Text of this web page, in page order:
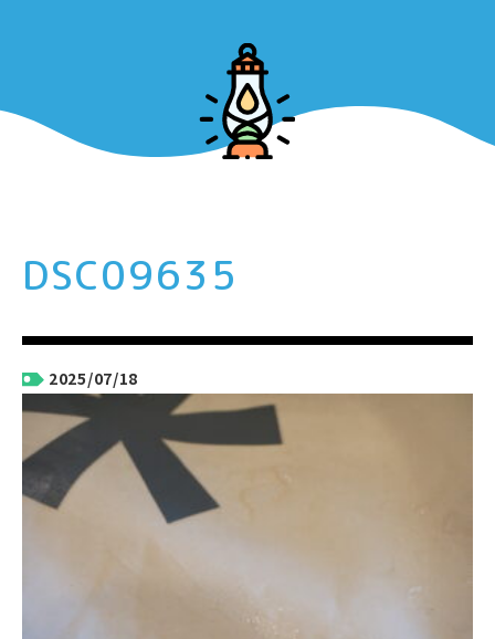
DSC09635
2025/07/18